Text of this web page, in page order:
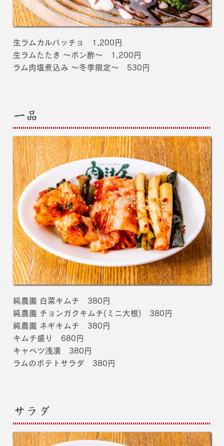
生ラムカルパッチョ 1,200円
生ラムたたき 〜ポン酢〜 1,200円
ラム肉塩煮込み ～冬季限定～ 530円
一品
純農園 白菜キムチ 380円
純農園 チョンガクキムチ(ミニ大根) 380円
純農園 ネギキムチ 380円
キムチ盛り 680円
キャベツ浅漬 380円
ラムのポテトサラダ 380円
サラダ